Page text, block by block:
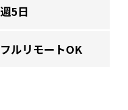
週5日
フルリモートOK